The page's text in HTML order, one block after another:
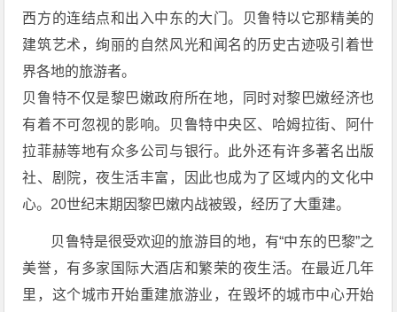
西方的连结点和出入中东的大门。贝鲁特以它那精美的
建筑艺术，绚丽的自然风光和闻名的历史古迹吸引着世
界各地的旅游者。
贝鲁特不仅是黎巴嫩政府所在地，同时对黎巴嫩经济也
有着不可忽视的影响。贝鲁特中央区、哈姆拉街、阿什
拉菲赫等地有众多公司与银行。此外还有许多著名出版
社、剧院，夜生活丰富，因此也成为了区域内的文化中
心。20世纪末期因黎巴嫩内战被毁，经历了大重建。
贝鲁特是很受欢迎的旅游目的地，有“中东的巴黎”之
美誉，有多家国际大酒店和繁荣的夜生活。在最近几年
里，这个城市开始重建旅游业，在毁坏的城市中心开始